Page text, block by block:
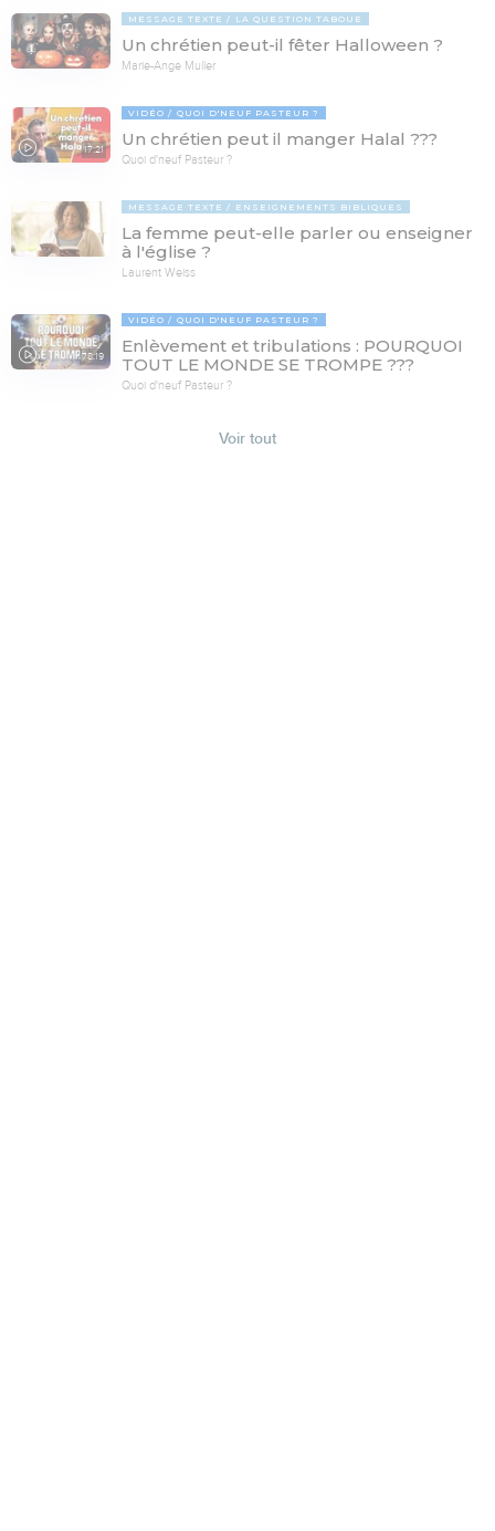
MESSAGE TEXTE LA QUESTION TABOUE
Un chrétien peut-il fêter Halloween ?
Marie-Ange Muller
17:21
VIDÉO QUOI D'NEUF PASTEUR ?
Un chrétien peut il manger Halal ???
Quoi d'neuf Pasteur ?
MESSAGE TEXTE ENSEIGNEMENTS BIBLIQUES
La femme peut-elle parler ou enseigner
à l'église ?
Laurent Weiss
78:19
VIDÉO QUOI D'NEUF PASTEUR ?
Enlèvement et tribulations : POURQUOI
TOUT LE MONDE SE TROMPE ???
Quoi d'neuf Pasteur ?
Voir tout